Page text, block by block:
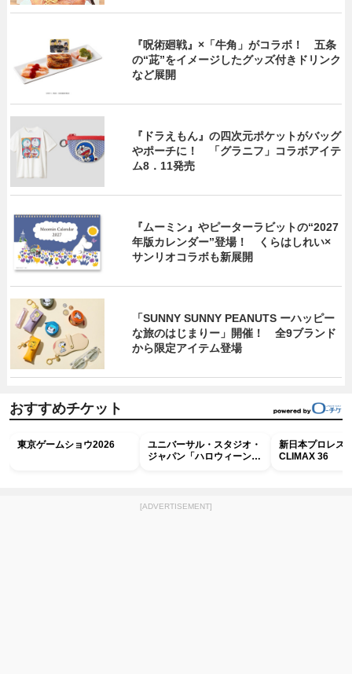
『呪術廻戦』×「牛角」がコラボ！ 五条
の“茈”をイメージしたグッズ付きドリンク
など展開
『ドラえもん』の四次元ポケットがバッグ
やポーチに！ 「グラニフ」コラボアイテ
ム8．11発売
『ムーミン』やピーターラビットの“2027
年版カレンダー”登場！ くらはしれい×
サンリオコラボも新展開
「SUNNY SUNNY PEANUTS ーハッピー
な旅のはじまりー」開催！ 全9ブランド
から限定アイテム登場
おすすめチケット
東京ゲームショウ2026
ユニバーサル・スタジオ・
ジャパン「ハロウィーン・
新日本プロレス
CLIMAX 36
[ADVERTISEMENT]